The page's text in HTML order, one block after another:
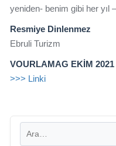
yeniden- benim gibi her
Resmiye Dinlenmez
Ebruli Turizm
VOURLAMAG EKİM 2021
>>> Linki